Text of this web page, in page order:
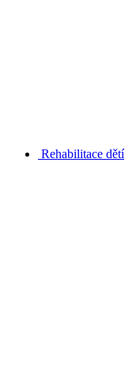
Rehabilitace dětí